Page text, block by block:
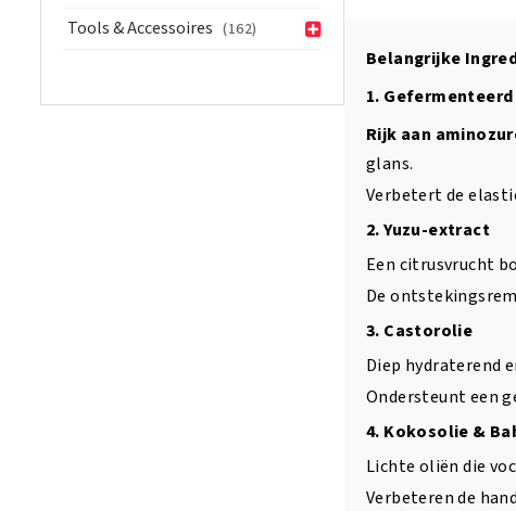
Tools & Accessoires (162)
Belangrijke
1.
Rijk aan
glans.
Verbetert de
2. Yuzu-extract
Een citrusvrucht
De
3. Castorolie
Diep hydraterend
Ondersteunt een
4. Kokosolie &
Lichte oliën die
Verbeteren de